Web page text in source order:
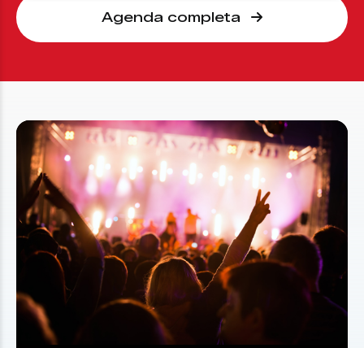
Agenda completa